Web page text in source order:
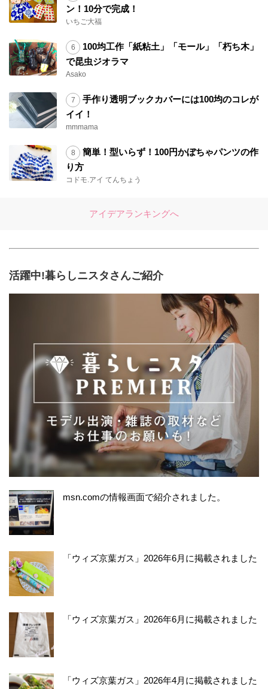
ン！10分で完成！
いちご大福
100均工作「紙粘土」「モール」「朽ち木」
で昆虫ジオラマ
Asako
手作り透明ブックカバーには100均のコレが
イイ！
mmmama
簡単！型いらず！100円かぼちゃパンツの作
り方
コドモ.アイ てんちょう
アイデアランキングへ
活躍中!暮らしニスタさんご紹介
msn.comの情報画面で紹介されました。
「ウィズ京葉ガス」2026年6月に掲載されました
「ウィズ京葉ガス」2026年6月に掲載されました
「ウィズ京葉ガス」2026年4月に掲載されました